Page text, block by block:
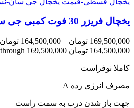
یخچال فریزر 30 فوت کمبی جی سان مدل RF8410 -E2
169,500,000 تومان –
164,500,000 تومان
164,500,000 تومان through 169,500,000 تومان
کاملا نوفراست
مصرف انرژی رده A
جهت باز شدن درب به سمت راست